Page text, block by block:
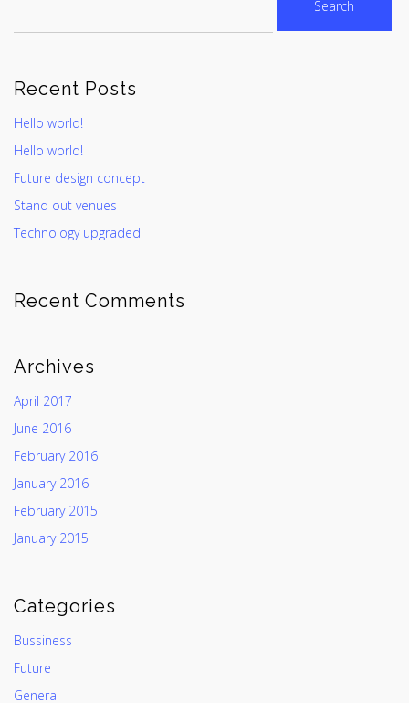
Recent Posts
Hello world!
Hello world!
Future design concept
Stand out venues
Technology upgraded
Recent Comments
Archives
April 2017
June 2016
February 2016
January 2016
February 2015
January 2015
Categories
Bussiness
Future
General